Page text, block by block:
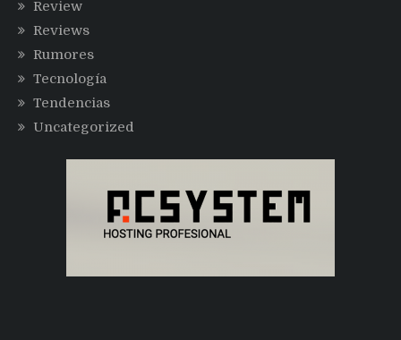
Review
Reviews
Rumores
Tecnología
Tendencias
Uncategorized